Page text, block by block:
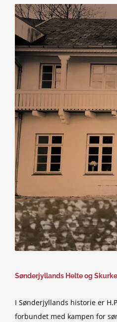
Sønderjyllands Helte og Skurke
I Sønderjyllands historie er
forbundet med kampen for